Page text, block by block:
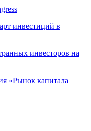
инвестиций в
инвесторов на
«Рынок капитала